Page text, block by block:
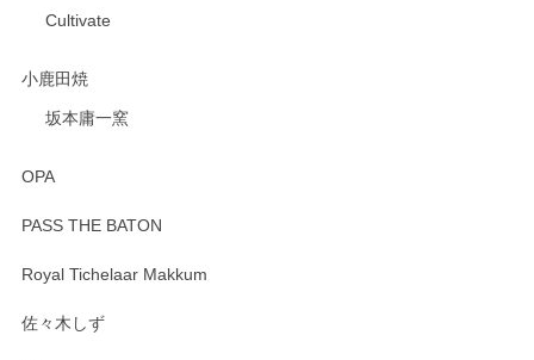
Cultivate
小鹿田焼
坂本庸一窯
OPA
PASS THE BATON
Royal Tichelaar Makkum
佐々木しず